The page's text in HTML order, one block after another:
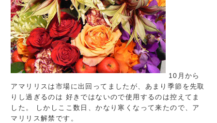
10月から
アマリリスは市場に出回ってましたが、あまり季節を先取
りし過ぎるのは 好きではないので使用するのは控えてま
した。 しかしここ数日、かなり寒くなって来たので、ア
マリリス解禁です。